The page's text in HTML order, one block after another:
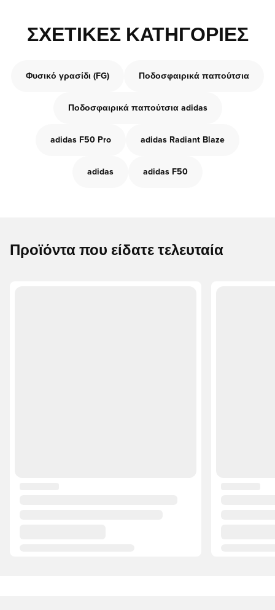
ΣΧΕΤΙΚΈΣ ΚΑΤΗΓΟΡΊΕΣ
Φυσικό γρασίδι (FG) Ποδοσφαιρικά παπούτσια
Ποδοσφαιρικά παπούτσια adidas
adidas F50 Pro adidas Radiant Blaze
adidas adidas F50
Προϊόντα που είδατε τελευταία